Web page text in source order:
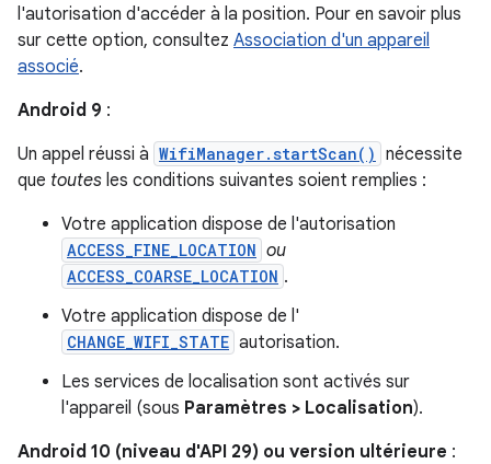
l'autorisation d'accéder à la position. Pour en savoir plus
sur cette option, consultez Association d'un appareil
associé.
Android 9 :
Un appel réussi à WifiManager.startScan() nécessite
que toutes les conditions suivantes soient remplies :
Votre application dispose de l'autorisation
ACCESS_FINE_LOCATION ou
ACCESS_COARSE_LOCATION .
Votre application dispose de l'
CHANGE_WIFI_STATE autorisation.
Les services de localisation sont activés sur
l'appareil (sous Paramètres > Localisation).
Android 10 (niveau d'API 29) ou version ultérieure :